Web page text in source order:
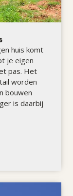
huis komt
je eigen
pas. Het
worden
bouwen
is daarbij